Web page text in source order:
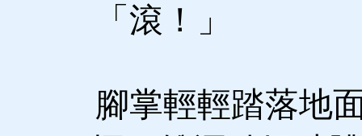
「滾！」
腳掌輕輕踏落地